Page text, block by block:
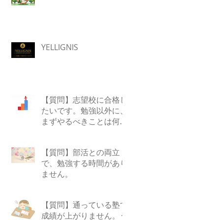
YELLIGNIS
【質問】志望校に合格し
たいです。勉強以外に、
まずやるべきことは何で
【質問】部活との両立
で、勉強する時間があり
ません。
【質問】通っている塾で
成績が上がりません。う